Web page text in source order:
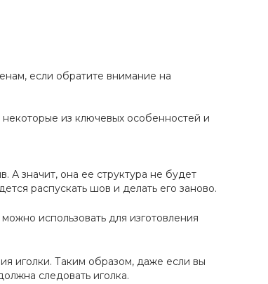
если обратите внимание на
из ключевых особенностей и
А значит, она ее структура не будет
распускать шов и делать его заново.
использовать для изготовления
иголки. Таким образом, даже если вы
следовать иголка.